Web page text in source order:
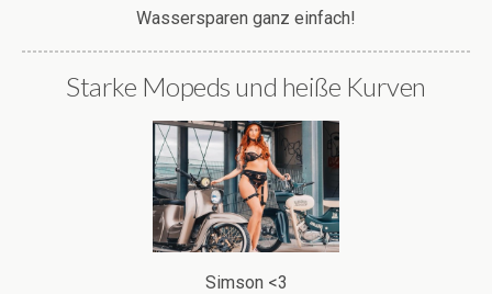
Wassersparen ganz einfach!
Starke Mopeds und heiße Kurven
Simson <3